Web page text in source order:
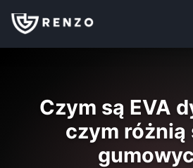
Czym są EVA
czym różnią